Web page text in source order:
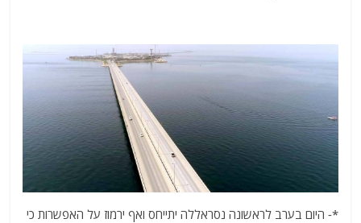
*- היום בערב לראשונה נסראללה יתייחס ואף ירמוז על האפשרות כי